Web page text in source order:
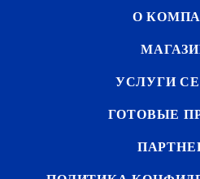
О
УСЛУГИ
ГОТОВЫЕ